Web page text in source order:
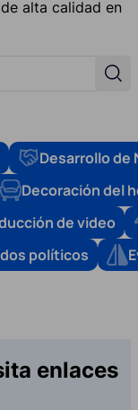
alta calidad en
Desarrollo de
Decoración del
de video
políticos
enlaces